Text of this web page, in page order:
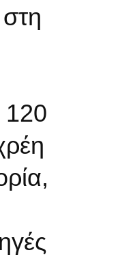
120